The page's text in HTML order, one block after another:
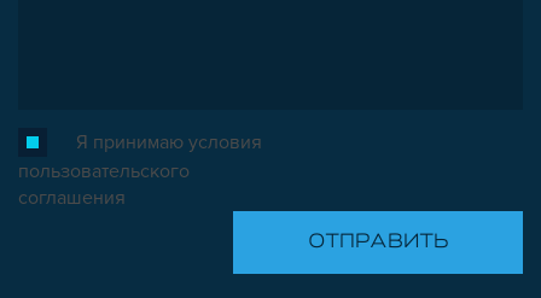
Я принимаю условия
пользовательского
соглашения